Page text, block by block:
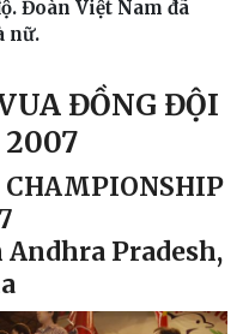
Đoàn Việt Nam đã
nữ.
ĐỒNG ĐỘI
2007
CHAMPIONSHIP
Andhra Pradesh,